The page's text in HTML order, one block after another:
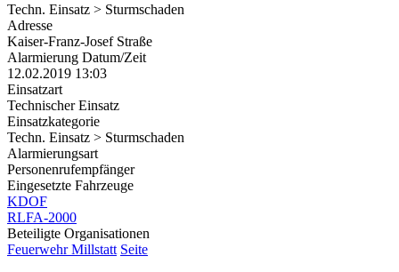
Techn. Einsatz > Sturmschaden
Adresse
Kaiser-Franz-Josef Straße
Alarmierung Datum/Zeit
12.02.2019 13:03
Einsatzart
Technischer Einsatz
Einsatzkategorie
Techn. Einsatz > Sturmschaden
Alarmierungsart
Personenrufempfänger
Eingesetzte Fahrzeuge
KDOF
RLFA-2000
Beteiligte Organisationen
Feuerwehr Millstatt Seite